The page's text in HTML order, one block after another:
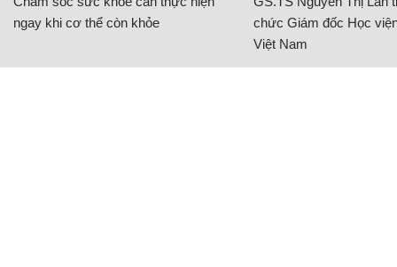
ngay khi cơ thể còn khỏe
chức Giám đốc Học
Việt Nam